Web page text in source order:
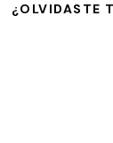
¿OLVIDASTE